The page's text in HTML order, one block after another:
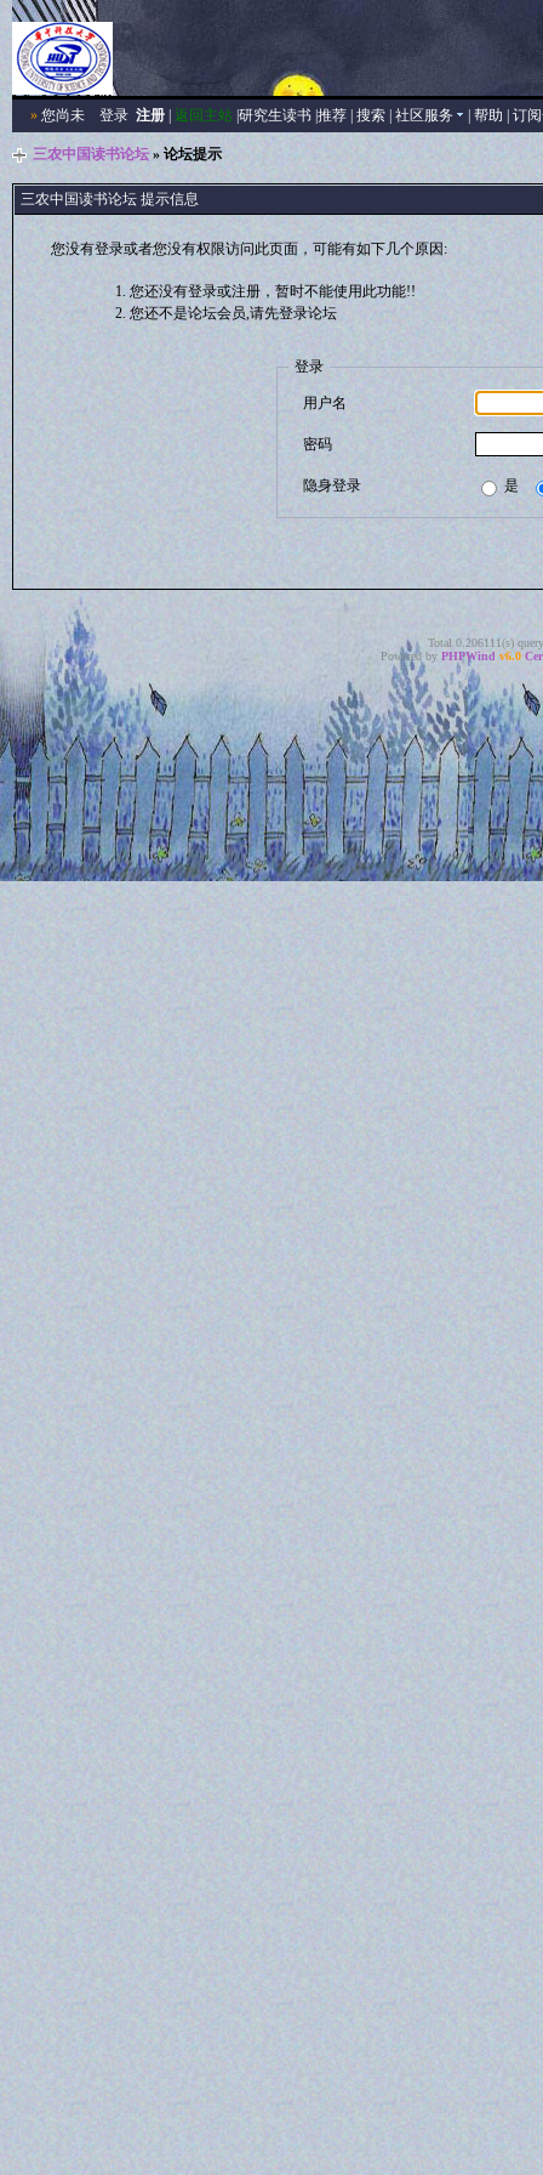
»您尚未 登录 注册| 返回主站| 研究生读书| 推荐| 搜索| 社区服务 帮助 订
三农中国读书论坛» 论坛提示
三农中国读书论坛 提示信息
您没有登录或者您没有权限访问此页面，可能有如下几个原因:
您还没有登录或注册，暂时不能使用此功能!!
您还不是论坛会员,请先登录论坛
登录
用户名
密码
隐身登录 是
Total 0.206111(s)
Powered by PHPWind v6.0